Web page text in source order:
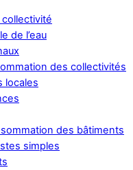
de l’eau
des collectivités
locales
des bâtiments
simples